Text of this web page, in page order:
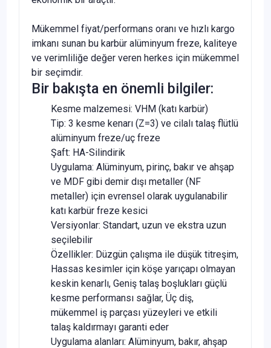
Mükemmel fiyat/performans oranı ve hızlı kargo
imkanı sunan bu karbür alüminyum freze, kaliteye
ve verimliliğe değer veren herkes için mükemmel
bir seçimdir.
Bir bakışta en önemli bilgiler:
Kesme malzemesi: VHM (katı karbür)
Tip: 3 kesme kenarı (Z=3) ve cilalı talaş flütlü
alüminyum freze/uç freze
Şaft: HA-Silindirik
Uygulama: Alüminyum, pirinç, bakır ve ahşap
ve MDF gibi demir dışı metaller (NF
metaller) için evrensel olarak uygulanabilir
katı karbür freze kesici
Versiyonlar: Standart, uzun ve ekstra uzun
seçilebilir
Özellikler: Düzgün çalışma ile düşük titreşim,
Hassas kesimler için köşe yarıçapı olmayan
keskin kenarlı, Geniş talaş boşlukları güçlü
kesme performansı sağlar, Üç diş,
mükemmel iş parçası yüzeyleri ve etkili
talaş kaldırmayı garanti eder
Uygulama alanları: Alüminyum, bakır, ahşap